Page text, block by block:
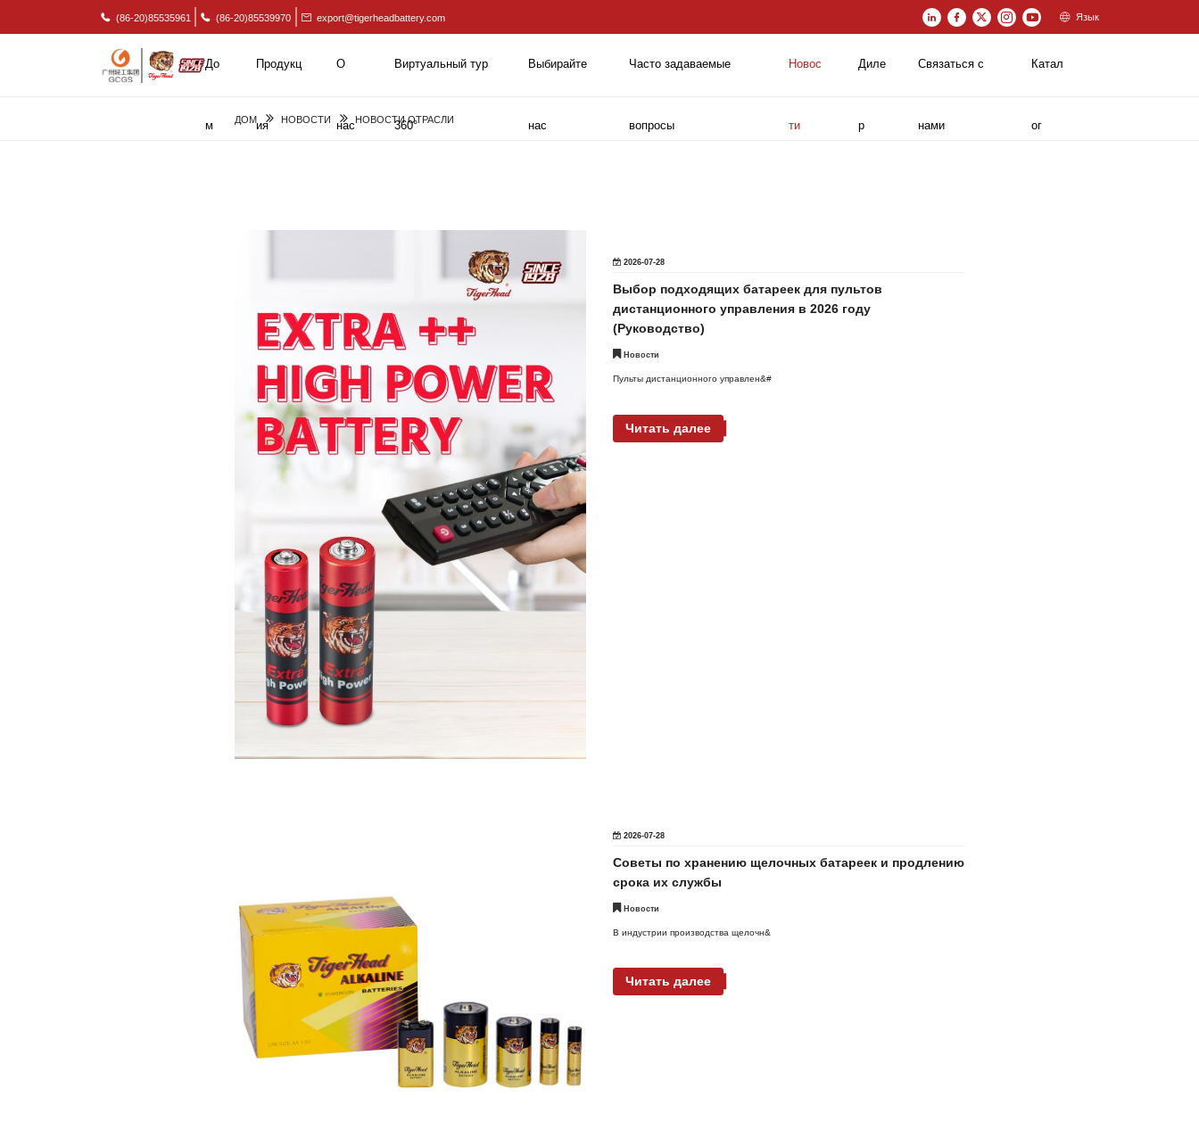
(86-20)85535961 (86-20)85539970 export@tigerheadbattery.com Язык
До
м
Продукц
ия
О
нас
Виртуальный тур
360°
Выбирайте
нас
Часто задаваемые
вопросы
Новос
ти
Диле
р
Связаться с
нами
Катал
ог
ДОМ НОВОСТИ НОВОСТИ ОТРАСЛИ
2026-07-28
Выбор подходящих батареек для пультов
дистанционного управления в 2026 году
(Руководство)
Новости
Пульты дистанционного управлен&#
Читать далее
2026-07-28
Советы по хранению щелочных батареек и продлению
срока их службы
Новости
В индустрии производства щелочн&
Читать далее